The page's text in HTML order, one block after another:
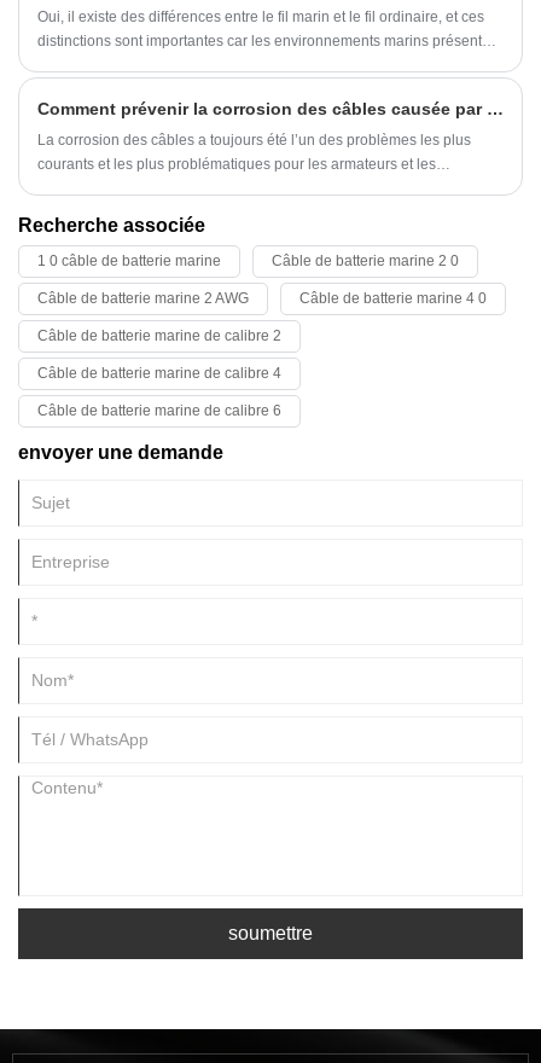
travers les vagues.
​Oui, il existe des différences entre le fil marin et le fil ordinaire, et ces
distinctions sont importantes car les environnements marins présentent
Comment prévenir la corrosion des câbles causée par les environnements de travail marins difficiles ?
La corrosion des câbles a toujours été l’un des problèmes les plus
courants et les plus problématiques pour les armateurs et les
non seulement les coûts de maintenance quotidiens et la fréquence de
remplacement, mais déclenche également des risques potentiels pour
la sécurité, tels que des pannes de courant et des pannes du système
de navigation. Dans des conditions d'exploitation aussi sévères,
l'ensemble de l'industrie de la construction navale est parvenue à un
consensus : trouver des solutions efficaces pour éviter la corrosion des
câbles est devenue une priorité absolue pour la modernisation
électrique marine.
Recherche associée
1 0 câble de batterie marine Câble de batterie marine 2 0
Câble de batterie marine 2 AWG Câble de batterie marine 4 0
Câble de batterie marine de calibre 2
Câble de batterie marine de calibre 4
Câble de batterie marine de calibre 6
envoyer une demande
soumettre